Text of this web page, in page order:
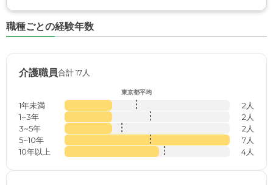
職種ごとの経験年数
介護職員合計 17人
東京都平均
1年未満
2人
1~3年
2人
3~5年
2人
5~10年
7人
10年以上
4人